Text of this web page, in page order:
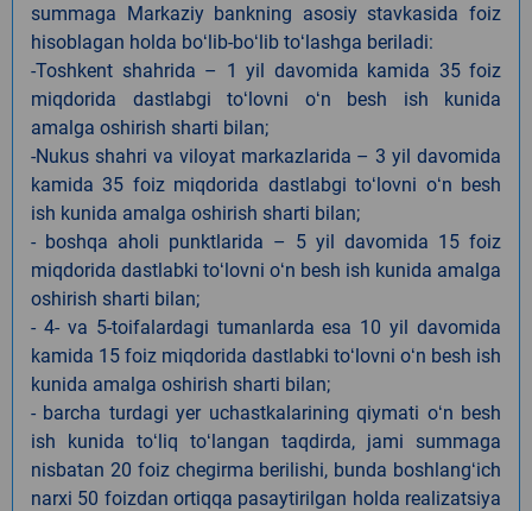
summaga Markaziy bankning asosiy stavkasida foiz
hisoblagan holda boʻlib-boʻlib toʻlashga beriladi:
-Toshkent shahrida – 1 yil davomida kamida 35 foiz
miqdorida dastlabgi toʻlovni oʻn besh ish kunida
amalga oshirish sharti bilan;
-Nukus shahri va viloyat markazlarida – 3 yil davomida
kamida 35 foiz miqdorida dastlabgi toʻlovni oʻn besh
ish kunida amalga oshirish sharti bilan;
- boshqa aholi punktlarida – 5 yil davomida 15 foiz
miqdorida dastlabki toʻlovni oʻn besh ish kunida amalga
oshirish sharti bilan;
- 4- va 5-toifalardagi tumanlarda esa 10 yil davomida
kamida 15 foiz miqdorida dastlabki toʻlovni oʻn besh ish
kunida amalga oshirish sharti bilan;
- barcha turdagi yer uchastkalarining qiymati oʻn besh
ish kunida toʻliq toʻlangan taqdirda, jami summaga
nisbatan 20 foiz chegirma berilishi, bunda boshlangʻich
narxi 50 foizdan ortiqqa pasaytirilgan holda realizatsiya